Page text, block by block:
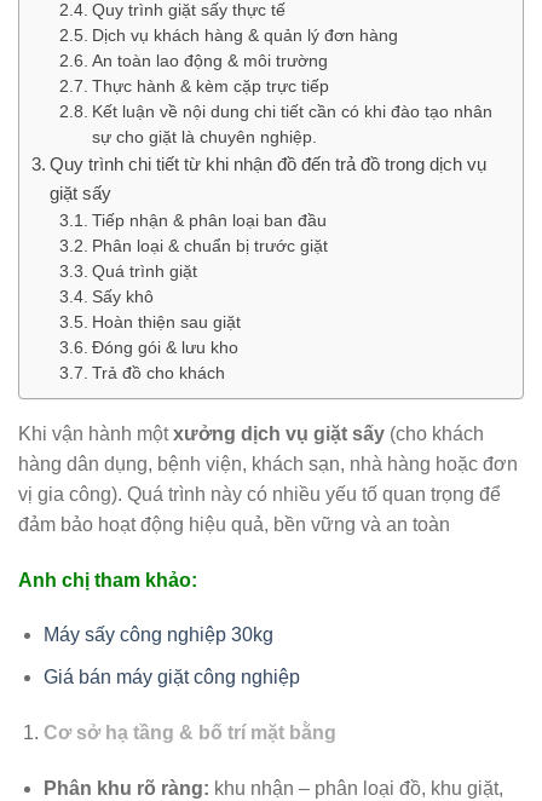
Quy trình giặt sấy thực tế
Dịch vụ khách hàng & quản lý đơn hàng
An toàn lao động & môi trường
Thực hành & kèm cặp trực tiếp
Kết luận về nội dung chi tiết cần có khi đào tạo nhân
sự cho giặt là chuyên nghiệp.
Quy trình chi tiết từ khi nhận đồ đến trả đồ trong dịch vụ
giặt sấy
Tiếp nhận & phân loại ban đầu
Phân loại & chuẩn bị trước giặt
Quá trình giặt
Sấy khô
Hoàn thiện sau giặt
Đóng gói & lưu kho
Trả đồ cho khách
Khi vận hành mộtxưởng dịch vụ giặt sấy (cho khách
hàng dân dụng, bệnh viện, khách sạn, nhà hàng hoặc đơn
vị gia công). Quá trình này có nhiều yếu tố quan trọng để
đảm bảo hoạt động hiệu quả, bền vững và an toàn
Anh chị tham khảo:
Máy sấy công nghiệp 30kg
Giá bán máy giặt công nghiệp
Cơ sở hạ tầng & bố trí mặt bằng
Phân khu rõ ràng: khu nhận – phân loại đồ, khu giặt,